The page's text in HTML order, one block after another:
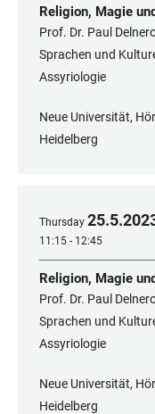
Religion, Magie
Prof. Dr. Paul
Sprachen und
Assyriologie
Neue Universität,
Heidelberg
Thursday 25.5.
11:15 - 12:45
Religion, Magie
Prof. Dr. Paul
Sprachen und
Assyriologie
Neue Universität,
Heidelberg